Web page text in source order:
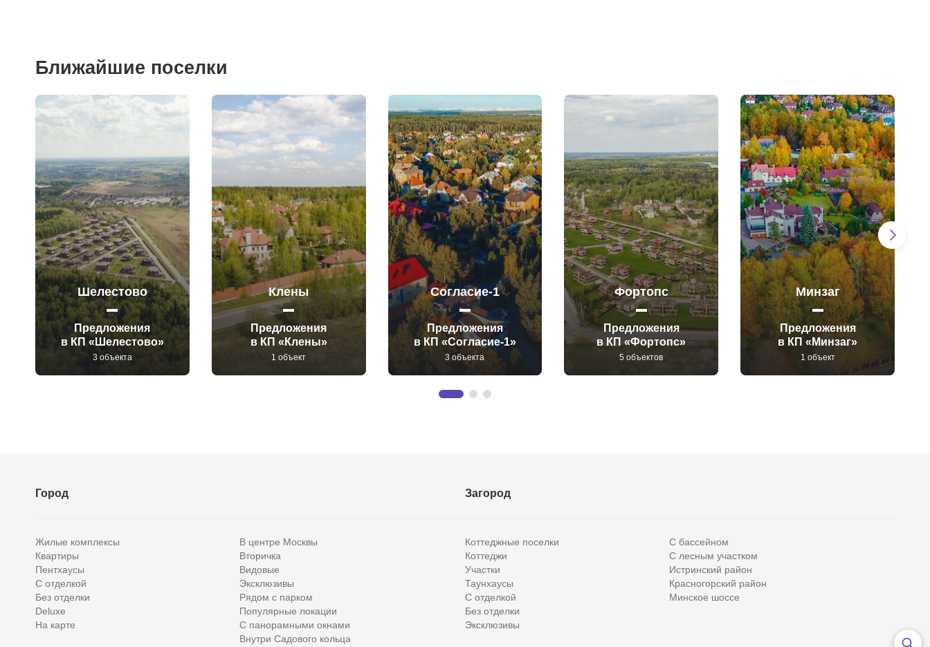
Ближайшие поселки
Шелестово
Предложения
в КП «Шелестово»
3 объекта
Клены
Предложения
в КП «Клены»
1 объект
Согласие-1
Предложения
в КП «Согласие-1»
3 объекта
Фортопс
Предложения
в КП «Фортопс»
5 объектов
Минзаг
Предложения
в КП «Минзаг»
1 объект
Город
Жилые комплексы
Квартиры
Пентхаусы
С отделкой
Без отделки
Deluxe
На карте
В центре Москвы
Вторичка
Видовые
Эксклюзивы
Рядом с парком
Популярные локации
С панорамными окнами
Внутри Садового кольца
Загород
Коттеджные поселки
Коттеджи
Участки
Таунхаусы
С отделкой
Без отделки
Эксклюзивы
С бассейном
С лесным участком
Истринский район
Красногорский район
Минское шоссе
Все
Сегодня